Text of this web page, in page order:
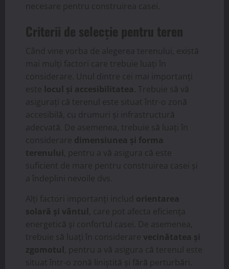
necesare pentru construirea casei.
Criterii de selecție pentru teren
Când vine vorba de alegerea terenului, există
mai mulți factori care trebuie luați în
considerare. Unul dintre cei mai importanți
este locul și accesibilitatea . Trebuie să vă
asigurați că terenul este situat într-o zonă
accesibilă, cu drumuri și infrastructură
adecvată. De asemenea, trebuie să luați în
considerare dimensiunea și forma
terenului , pentru a vă asigura că este
suficient de mare pentru construirea casei și
a îndeplini nevoile dvs.
Alți factori importanți includ orientarea
solară și vântul , care pot afecta eficiența
energetică și confortul casei. De asemenea,
trebuie să luați în considerare vecinătatea și
zgomotul , pentru a vă asigura că terenul este
situat într-o zonă liniștită și fără perturbări.